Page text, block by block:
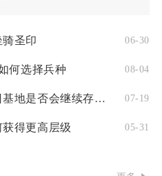
圣印 06-30
何选择兵种 08-04
无尽的拉格朗日拉格朗日基地是否会继续存在下去呢 07-19
得更高层级 05-31